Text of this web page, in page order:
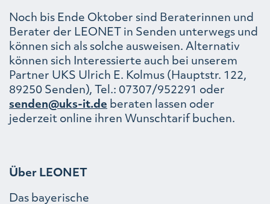
Noch bis Ende Oktober sind Beraterinnen und
Berater der LEONET in Senden unterwegs und
können sich als solche ausweisen. Alternativ
können sich Interessierte auch bei unserem
Partner UKS Ulrich E. Kolmus (Hauptstr. 122,
89250 Senden), Tel.: 07307/952291 oder
senden@uks-it.de beraten lassen oder
jederzeit online ihren Wunschtarif buchen.
Über LEONET
Das bayerische